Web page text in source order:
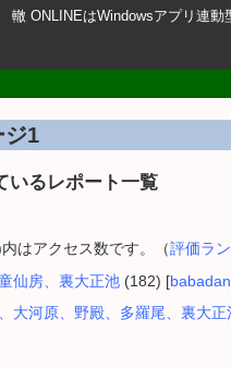
轍 ONLINEはWindowsアプリ連
ジ1
いるレポート一覧
はアクセス数です。（評価ラ
仙房、裏大正池 (182) [
大河原、野殿、多羅尾、裏大正